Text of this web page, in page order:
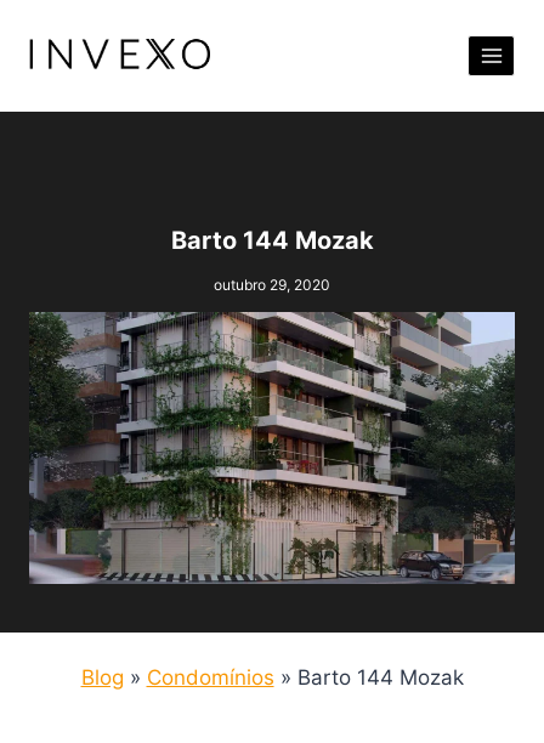
para
Conteúdo
Barto 144 Mozak
outubro 29, 2020
Blog » Condomínios » Barto 144 Mozak